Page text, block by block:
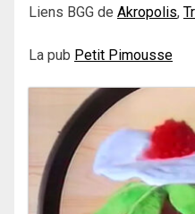
Liens BGG de Akropolis,
La pub Petit Pimousse